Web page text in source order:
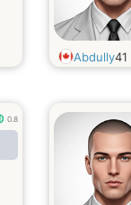
Abdully41
0.8